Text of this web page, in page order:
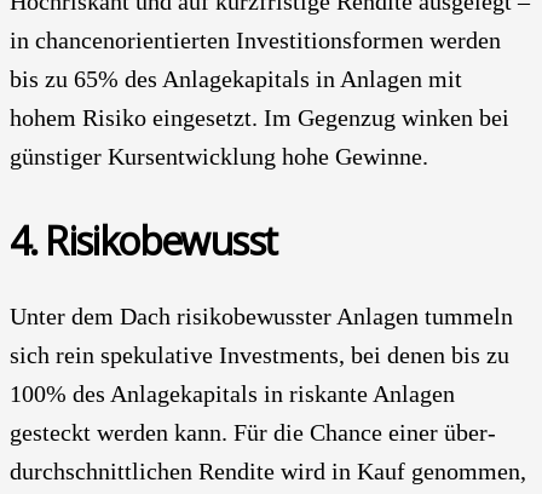
in chan­cen­ori­en­tier­ten Inves­ti­ti­ons­for­men wer­den
bis zu 65% des Anla­ge­ka­pi­tals in Anla­gen mit
hohem Risi­ko ein­ge­setzt. Im Gegen­zug win­ken bei
güns­ti­ger Kurs­ent­wick­lung hohe Gewin­ne.
4. Risi­ko­be­wusst
Unter dem Dach risi­ko­be­wuss­ter Anla­gen tum­meln
sich rein spe­ku­la­ti­ve Invest­ments, bei denen bis zu
100% des Anla­ge­ka­pi­tals in ris­kan­te Anla­gen
gesteckt wer­den kann. Für die Chan­ce einer über­
durch­schnitt­li­chen Ren­di­te wird in Kauf genom­men,